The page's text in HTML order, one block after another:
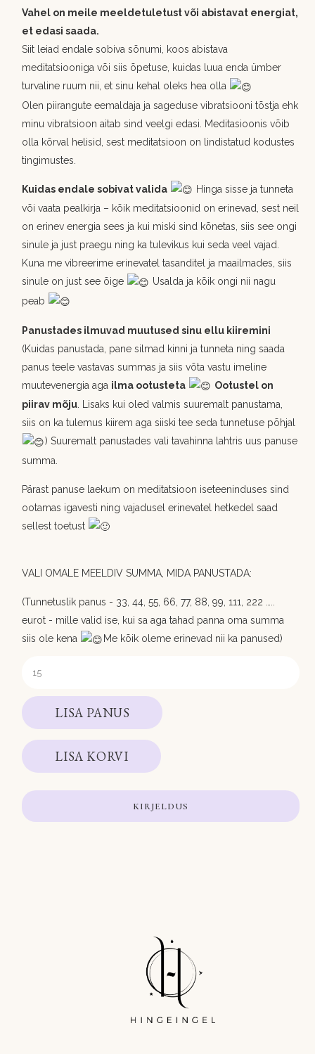
Vahel on meile meeldetuletust või abistavat energiat,
et edasi saada.
Siit leiad endale sobiva sõnumi, koos abistava
meditatsiooniga või siis õpetuse, kuidas luua enda ümber
turvaline ruum nii, et sinu kehal oleks hea olla
Olen piirangute eemaldaja ja sageduse vibratsiooni tõstja ehk
minu vibratsioon aitab sind veelgi edasi. Meditasioonis võib
olla kõrval helisid, sest meditatsioon on lindistatud kodustes
tingimustes.
Kuidas endale sobivat valida
Hinga sisse ja tunneta
või vaata pealkirja – kõik meditatsioonid on erinevad, sest neil
on erinev energia sees ja kui miski sind kõnetas, siis see ongi
sinule ja just praegu ning ka tulevikus kui seda veel vajad.
Kuna me vibreerime erinevatel tasanditel ja maailmades, siis
sinule on just see õige
Usalda ja kõik ongi nii nagu
peab
Panustades ilmuvad muutused sinu ellu kiiremini
(Kuidas panustada, pane silmad kinni ja tunneta ning saada
panus teele vastavas summas ja siis võta vastu imeline
muutevenergia aga ilma ootusteta
Ootustel on
piirav mõju. Lisaks kui oled valmis suuremalt panustama,
siis on ka tulemus kiirem aga siiski tee seda tunnetuse põhjal
) Suuremalt panustades vali tavahinna lahtris uus panuse
summa.
Pärast panuse laekum on meditatsioon iseteeninduses sind
ootamas igavesti ning vajadusel erinevatel hetkedel saad
sellest toetust
VALI OMALE MEELDIV SUMMA, MIDA PANUSTADA:
(Tunnetuslik panus - 33, 44, 55, 66, 77, 88, 99, 111, 222 …..
eurot - mille valid ise, kui sa aga tahad panna oma summa
siis ole kena
Me kõik oleme erinevad nii ka panused)
LISA PANUS
LISA KORVI
KIRJELDUS